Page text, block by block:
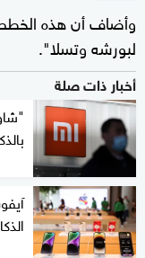
وأضاف أن هذه
لبورشه وتسلا".
أخبار ذات صلة